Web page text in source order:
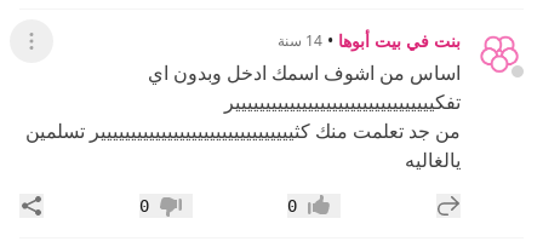
بنت في بيت أبوها • 14 سنة عرض
اساس من اشوف اسمك ادخل وبدون اي
تفكييييييييييييييييييييييييييييييييير
من جد تعلمت منك كثيييييييييييييييييييييييييييييييير تسلمين
يالغاليه
إضافة رد جديد إعجاب0 عدم إعجاب
0